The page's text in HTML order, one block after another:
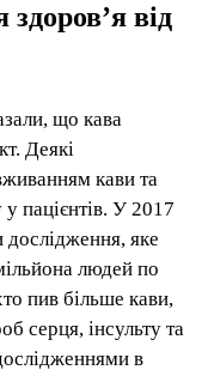
від
що кава
Деякі
кави та
пацієнтів. У 2017
дослідження, яке
людей по
пив більше кави,
серця, інсульту та
в